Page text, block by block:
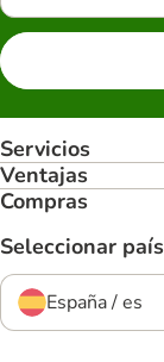
Servicios
Ventajas
Compras
Seleccionar país
España / es